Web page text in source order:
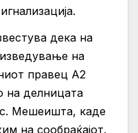
дека на
на
правец А2
на делницата
Мешеишта, каде
на сообраќајот.